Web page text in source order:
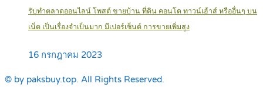
รับทำตลาดออนไลน์ โพสต์ ขายบ้าน ที่ดิน คอนโด ทาวน์เฮ้าส์ หรืออื่นๆ บน
เน็ต เป็นเรื่องจำเป็นมาก มีเปอร์เซ็นต์ การขายเพิ่มสูง
16 กรกฎาคม 2023
© by paksbuy.top. All Rights Reserved.